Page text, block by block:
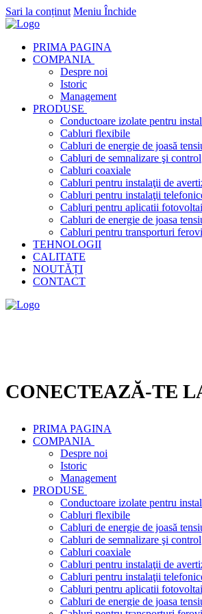
Sari la conținut Meniu Închide
PRIMA PAGINA
COMPANIA
Despre noi
Istoric
Management
PRODUSE
Conductoare izolate pentru
Cabluri flexibile
Cabluri de energie de joasă
Cabluri de semnalizare şi control
Cabluri coaxiale
Cabluri pentru instalaţii de
Cabluri pentru instalaţii
Cabluri pentru aplicatii
Cabluri de energie de joasa
Cabluri pentru transporturi
TEHNOLOGII
CALITATE
NOUTĂȚI
CONTACT
CONECTEAZĂ-TE
PRIMA PAGINA
COMPANIA
Despre noi
Istoric
Management
PRODUSE
Conductoare izolate pentru
Cabluri flexibile
Cabluri de energie de joasă
Cabluri de semnalizare şi control
Cabluri coaxiale
Cabluri pentru instalaţii de
Cabluri pentru instalaţii
Cabluri pentru aplicatii
Cabluri de energie de joasa